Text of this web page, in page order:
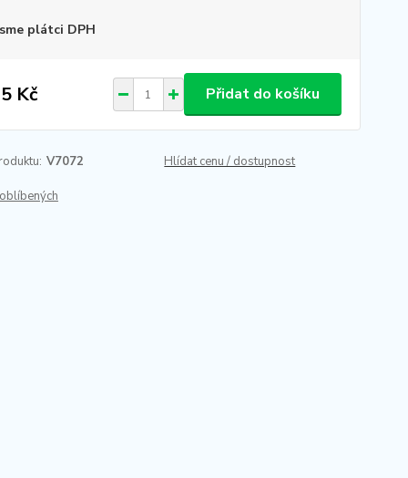
plátci DPH
Kč Přidat do košíku
V7072 Hlídat cenu / dostupnost